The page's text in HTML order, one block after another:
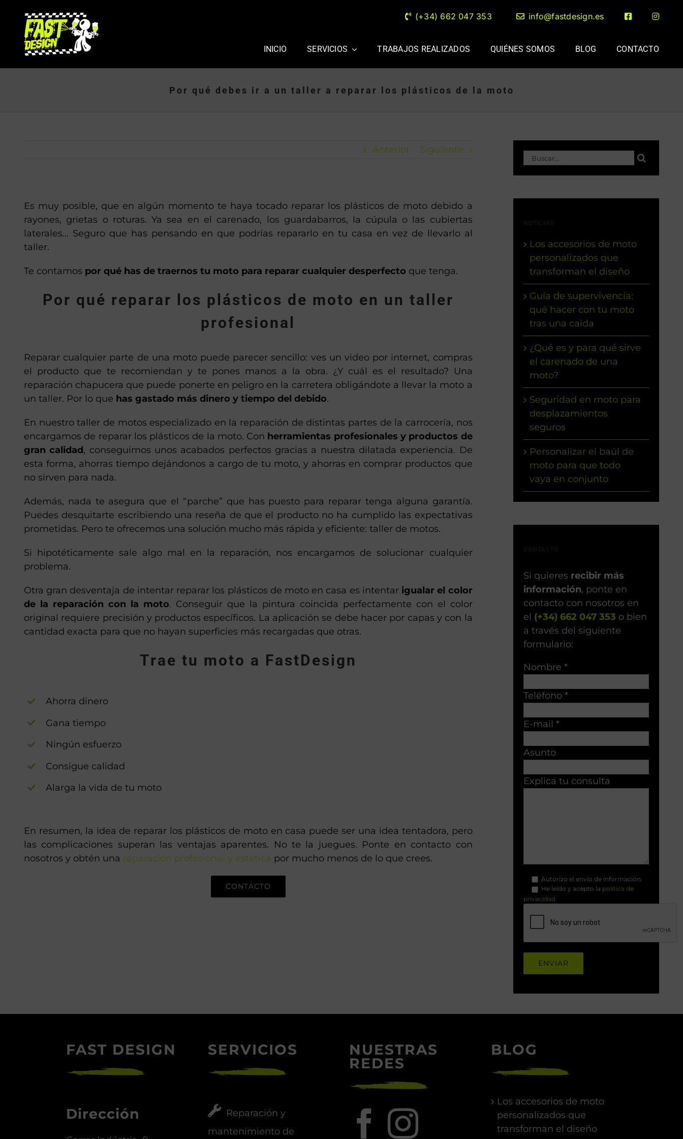
contenido
(+34) 662 047 353 info@fastdesign.es
INICIO SERVICIOS TRABAJOS REALIZADOS QUIÉNES SOMOS BLOG CONTACTO
Por qué debes ir a un taller a reparar los plásticos de la moto
Anterior Siguiente
Es muy posible, que en algún momento te haya tocado reparar los plásticos de moto debido a
rayones, grietas o roturas. Ya sea en el carenado, los guardabarros, la cúpula o las cubiertas
laterales… Seguro que has pensando en que podrías repararlo en tu casa en vez de llevarlo al
taller.
Te contamos por qué has de traernos tu moto para reparar cualquier desperfecto que tenga.
Por qué reparar los plásticos de moto en un taller
profesional
Reparar cualquier parte de una moto puede parecer sencillo: ves un video por internet, compras
el producto que te recomiendan y te pones manos a la obra. ¿Y cuál es el resultado? Una
reparación chapucera que puede ponerte en peligro en la carretera obligándote a llevar la moto a
un taller. Por lo que has gastado más dinero y tiempo del debido.
En nuestro taller de motos especializado en la reparación de distintas partes de la carrocería, nos
encargamos de reparar los plásticos de la moto. Con herramientas profesionales y productos de
gran calidad, conseguimos unos acabados perfectos gracias a nuestra dilatada experiencia. De
esta forma, ahorras tiempo dejándonos a cargo de tu moto, y ahorras en comprar productos que
no sirven para nada.
Además, nada te asegura que el “parche” que has puesto para reparar tenga alguna garantía.
Puedes desquitarte escribiendo una reseña de que el producto no ha cumplido las expectativas
prometidas. Pero te ofrecemos una solución mucho más rápida y eficiente: taller de motos.
Si hipotéticamente sale algo mal en la reparación, nos encargamos de solucionar cualquier
problema.
Otra gran desventaja de intentar reparar los plásticos de moto en casa es intentar igualar el color
de la reparación con la moto. Conseguir que la pintura coincida perfectamente con el color
original requiere precisión y productos específicos. La aplicación se debe hacer por capas y con la
cantidad exacta para que no hayan superficies más recargadas que otras.
Trae tu moto a FastDesign
Ahorra dinero
Gana tiempo
Ningún esfuerzo
Consigue calidad
Alarga la vida de tu moto
En resumen, la idea de reparar los plásticos de moto en casa puede ser una idea tentadora, pero
las complicaciones superan las ventajas aparentes. No te la juegues. Ponte en contacto con
nosotros y obtén una reparación profesional y estética por mucho menos de lo que crees.
CONTACTO
Buscar:
Los accesorios de moto
personalizados que
transforman el diseño
Guía de supervivencia:
qué hacer con tu moto
tras una caída
¿Qué es y para qué sirve
el carenado de una
moto?
Seguridad en moto para
desplazamientos
seguros
Personalizar el baúl de
moto para que todo
vaya en conjunto
Si quieres recibir más
información, ponte en
contacto con nosotros en
el (+34) 662 047 353 o bien
a través del siguiente
formulario:
Nombre *
Teléfono *
E-mail *
Asunto
Explica tu consulta
Autorizo el envío de información.
He leído y acepto la política de
privacidad
FAST DESIGN
Dirección
SERVICIOS
Reparación y
mantenimiento de
NUESTRAS
REDES
BLOG
Los accesorios de moto
personalizados que
transforman el diseño